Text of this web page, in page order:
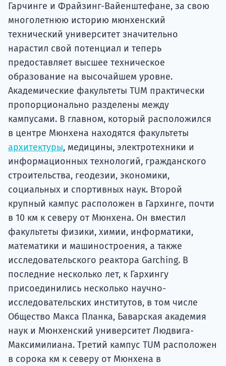
Гарчинге и Фрайзинг-Вайенштефане, за свою
многолетнюю историю мюнхенский
технический университет значительно
нарастил свой потенциал и теперь
предоставляет высшее техническое
образование на высочайшем уровне.
Академические факультеты TUM практически
пропорционально разделены между
кампусами. В главном, который расположился
в центре Мюнхена находятся факультеты
архитектуры, медицины, электротехники и
информационных технологий, гражданского
строительства, геодезии, экономики,
социальных и спортивных наук. Второй
крупный кампус расположен в Гархинге, почти
в 10 км к северу от Мюнхена. Он вместил
факультеты физики, химии, информатики,
математики и машиностроения, а также
исследовательского реактора Garching. В
последние несколько лет, к Гархингу
присоединились несколько научно-
исследовательских институтов, в том числе
Общество Макса Планка, Баварская академия
наук и Мюнхенский университет Людвига-
Максимилиана. Третий кампус TUM расположен
в сорока км к северу от Мюнхена в